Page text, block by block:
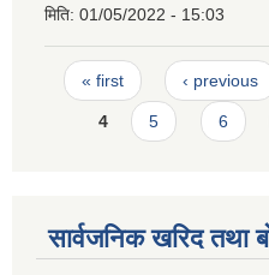
मिति: 01/05/2022 - 15:03
Pages
« first ‹ previous
4 5 6
सार्वजनिक खरिद तथा